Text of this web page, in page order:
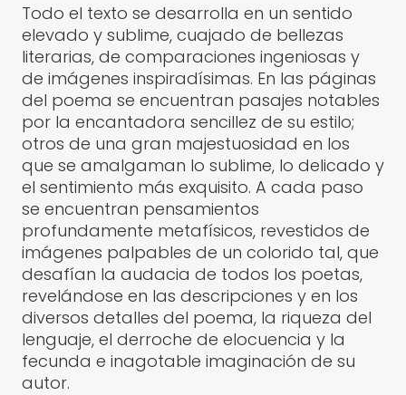
Todo el texto se desarrolla en un sentido
elevado y sublime, cuajado de bellezas
literarias, de comparaciones ingeniosas y
de imágenes inspiradísimas. En las páginas
del poema se encuentran pasajes notables
por la encantadora sencillez de su estilo;
otros de una gran majestuosidad en los
que se amalgaman lo sublime, lo delicado y
el sentimiento más exquisito. A cada paso
se encuentran pensamientos
profundamente metafísicos, revestidos de
imágenes palpables de un colorido tal, que
desafían la audacia de todos los poetas,
revelándose en las descripciones y en los
diversos detalles del poema, la riqueza del
lenguaje, el derroche de elocuencia y la
fecunda e inagotable imaginación de su
autor.